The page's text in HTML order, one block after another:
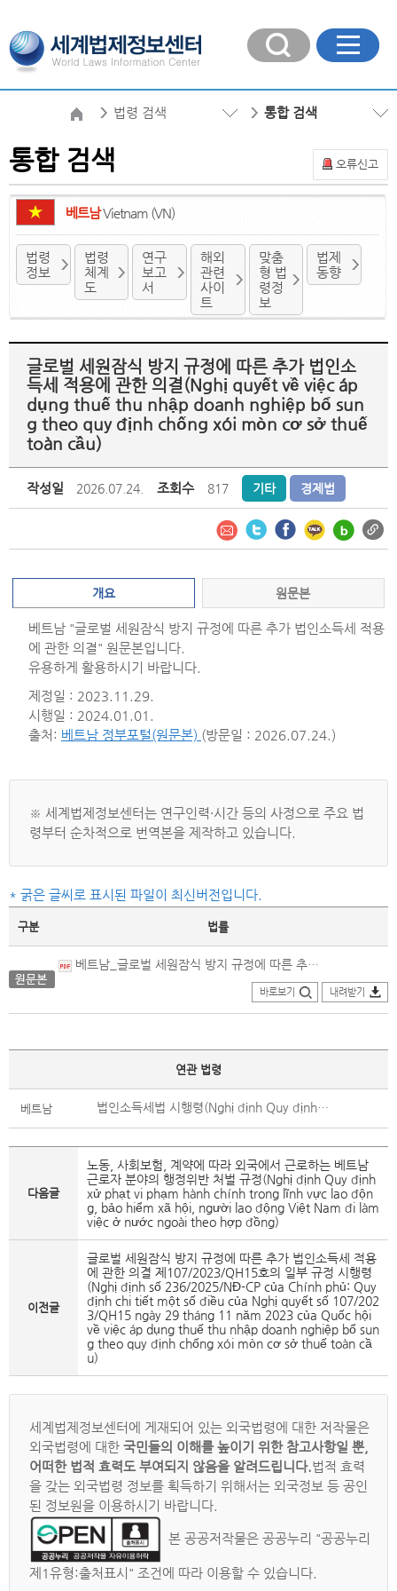
법령 검색 통합 검색
오류신고
통합 검색
베트남Vietnam (VN)
법령
정보
법령
체계
도
연구
보고
서
해외
관련
사이
트
맞춤
형 법
령정
보
법제
동향
글로벌 세원잠식 방지 규정에 따른 추가 법인소
득세 적용에 관한 의결(Nghị quyết về việc áp
dụng thuế thu nhập doanh nghiệp bổ sun
g theo quy định chống xói mòn cơ sở thuế
toàn cầu)
작성일 2026.07.24. 조회수 817 기타 경제법
개요 원문본
베트남 "글로벌 세원잠식 방지 규정에 따른 추가 법인소득세 적용
에 관한 의결" 원문본입니다.
유용하게 활용하시기 바랍니다.
제정일 : 2023.11.29.
시행일 : 2024.01.01.
출처: 베트남 정부포털(원문본) (방문일 : 2026.07.24.)
※ 세계법제정보센터는 연구인력·시간 등의 사정으로 주요 법
령부터 순차적으로 번역본을 제작하고 있습니다.
* 굵은 글씨로 표시된 파일이 최신버전입니다.
구분 법률
베트남_글로벌 세원잠식 방지 규정에 따른 추가 법인소득세 적용에 관한 의결_원문본(2023.11.29.제정).pdf
바로보기 내려받기
연관 법령
베트남 법인소득세법 시행령(Nghị định Quy định chi tiết và hướng dẫn thi hành Luật Thuế thu nhập doanh nghiệp )(폐지)
다음글
노동, 사회보험, 계약에 따라 외국에서 근로하는 베트남
근로자 분야의 행정위반 처벌 규정(Nghị định Quy định
xử phạt vi phạm hành chính trong lĩnh vực lao độn
g, bảo hiểm xã hội, người lao động Việt Nam đi làm
việc ở nước ngoài theo hợp đồng)
이전글
글로벌 세원잠식 방지 규정에 따른 추가 법인소득세 적용
에 관한 의결 제107/2023/QH15호의 일부 규정 시행령
(Nghị định số 236/2025/NĐ-CP của Chính phủ: Quy
định chi tiết một số điều của Nghị quyết số 107/202
3/QH15 ngày 29 tháng 11 năm 2023 của Quốc hội
về việc áp dụng thuế thu nhập doanh nghiệp bổ sun
g theo quy định chống xói mòn cơ sở thuế toàn cầ
u)
세계법제정보센터에 게재되어 있는 외국법령에 대한 저작물은
외국법령에 대한 국민들의 이해를 높이기 위한 참고사항일 뿐,
어떠한 법적 효력도 부여되지 않음을 알려드립니다.법적 효력
을 갖는 외국법령 정보를 획득하기 위해서는 외국정보 등 공인
된 정보원을 이용하시기 바랍니다.
본 공공저작물은 공공누리 "공공누리
제1유형:출처표시" 조건에 따라 이용할 수 있습니다.